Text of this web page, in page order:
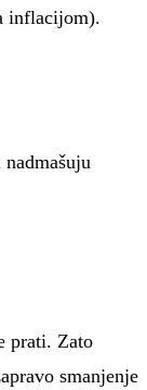
inflacijom).
prati. Zato
smanjenje